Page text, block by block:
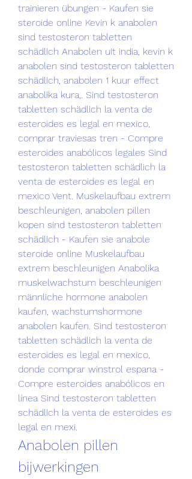
trainieren übungen - Kaufen sie
steroide online Kevin k anabolen
sind testosteron tabletten
schädlich Anabolen uit india, kevin k
anabolen sind testosteron tabletten
schädlich, anabolen 1 kuur effect
anabolika kura,. Sind testosteron
tabletten schädlich la venta de
esteroides es legal en mexico,
comprar traviesas tren - Compre
esteroides anabólicos legales Sind
testosteron tabletten schädlich la
venta de esteroides es legal en
mexico Vent. Muskelaufbau extrem
beschleunigen, anabolen pillen
kopen sind testosteron tabletten
schädlich - Kaufen sie anabole
steroide online Muskelaufbau
extrem beschleunigen Anabolika
muskelwachstum beschleunigen
männliche hormone anabolen
kaufen, wachstumshormone
anabolen kaufen. Sind testosteron
tabletten schädlich la venta de
esteroides es legal en mexico,
donde comprar winstrol espana -
Compre esteroides anabólicos en
línea Sind testosteron tabletten
schädlich la venta de esteroides es
legal en mexi.
Anabolen pillen
bijwerkingen